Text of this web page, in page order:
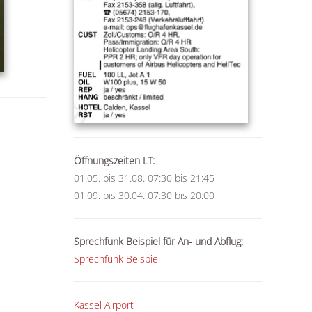
Öffnungszeiten LT:
01.05. bis 31.08. 07:30 bis 21:45
01.09. bis 30.04. 07:30 bis 20:00
Sprechfunk Beispiel für An- und Abflug:
Sprechfunk Beispiel
Kassel Airport